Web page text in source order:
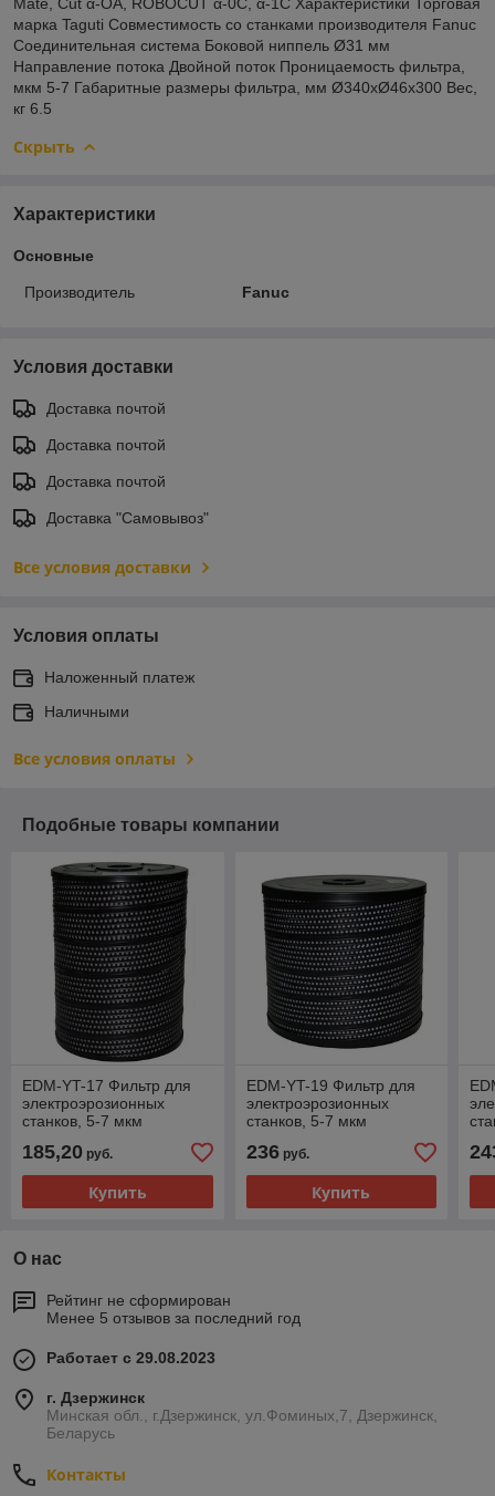
марка Taguti Совместимость со станками производителя Fanuc
Соединительная система Боковой ниппель Ø31 мм
Направление потока Двойной поток Проницаемость фильтра,
мкм 5-7 Габаритные размеры фильтра, мм Ø340xØ46x300 Вес,
кг 6.5
Скрыть
Характеристики
Основные
Производитель Fanuc
Условия доставки
Доставка почтой
Доставка почтой
Доставка почтой
Доставка "Самовывоз"
Все условия доставки
Условия оплаты
Наложенный платеж
Наличными
Все условия оплаты
Подобные товары компании
EDM-YT-17 Фильтр для
электроэрозионных
станков, 5-7 мкм
185,20 руб.
Купить
EDM-YT-19 Фильтр для
электроэрозионных
станков, 5-7 мкм
236руб.
Купить
О нас
Рейтинг не сформирован
Менее 5 отзывов за последний год
Работает с 29.08.2023
г. Дзержинск
Минская обл., г.Дзержинск, ул.Фоминых,7, Дзержинск,
Беларусь
Контакты